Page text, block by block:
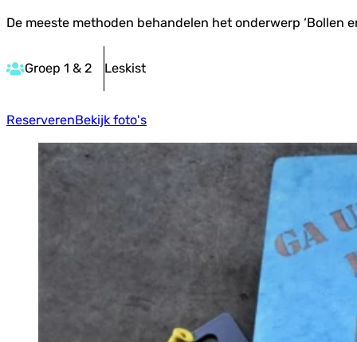
De meeste methoden behandelen het onderwerp ‘Bollen
Groep 1 & 2 Leskist
ReserverenBekijk foto's